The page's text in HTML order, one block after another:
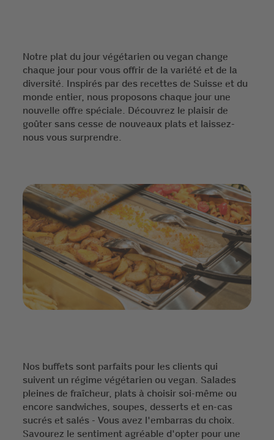
Notre plat du jour végétarien ou vegan change
chaque jour pour vous offrir de la variété et de la
diversité. Inspirés par des recettes de Suisse et du
monde entier, nous proposons chaque jour une
nouvelle offre spéciale. Découvrez le plaisir de
goûter sans cesse de nouveaux plats et laissez-
nous vous surprendre.
Nos buffets sont parfaits pour les clients qui
suivent un régime végétarien ou vegan. Salades
pleines de fraîcheur, plats à choisir soi-même ou
encore sandwiches, soupes, desserts et en-cas
sucrés et salés - Vous avez l'embarras du choix.
Savourez le sentiment agréable d'opter pour une